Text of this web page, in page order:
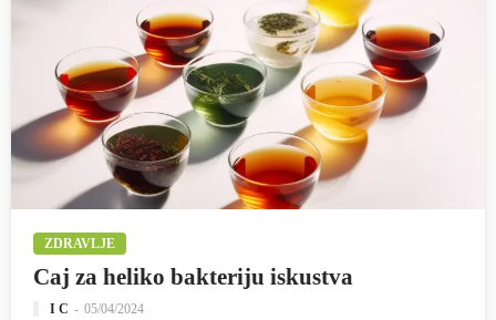
ZDRAVLJE
Caj za heliko bakteriju iskustva
I C 05/04/2024